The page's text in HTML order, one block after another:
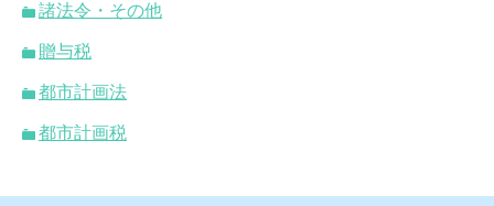
諸法令・その他
贈与税
都市計画法
都市計画税